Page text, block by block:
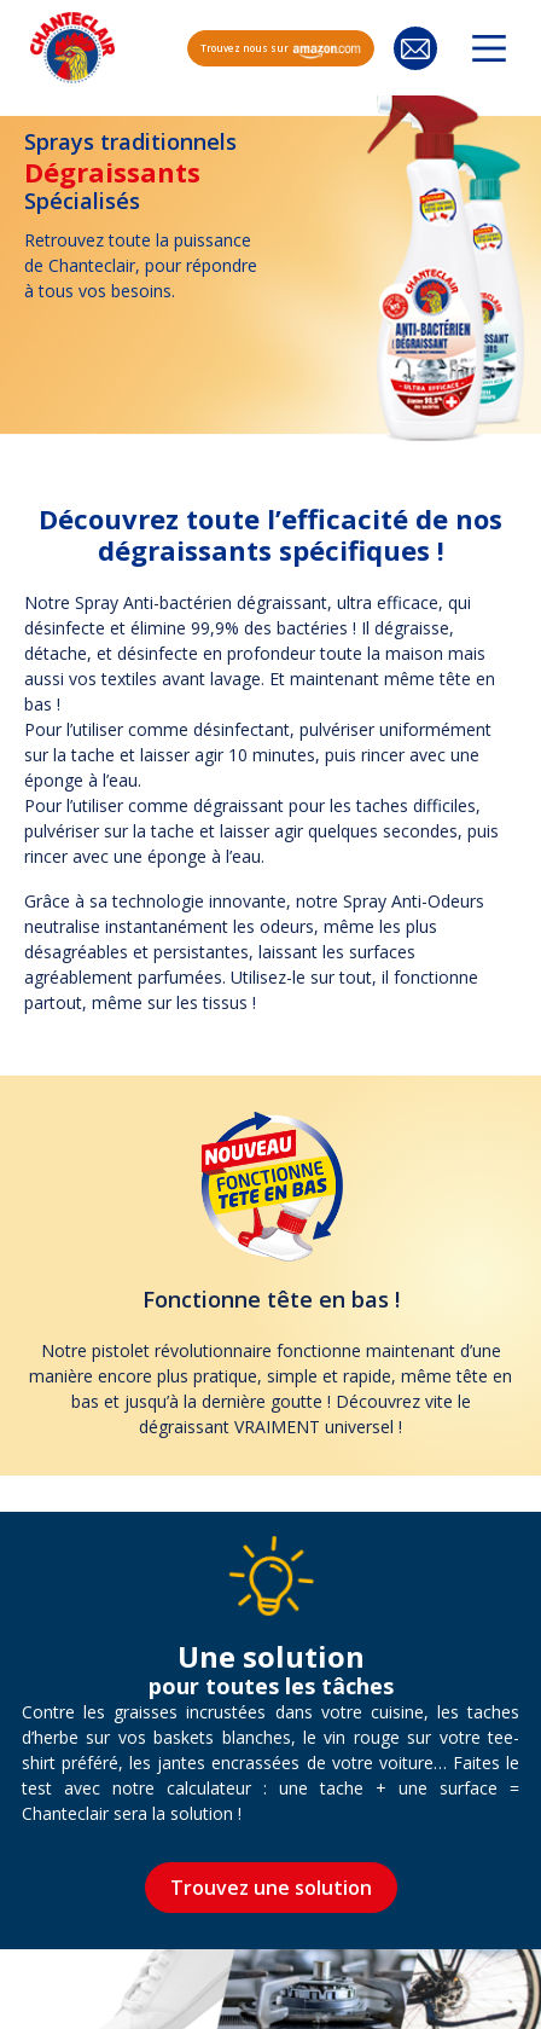
Trouvez nous sur
Sprays traditionnels
Dégraissants
Spécialisés
Retrouvez toute la puissance
de Chanteclair, pour répondre
à tous vos besoins.
Découvrez toute l’efficacité de nos
dégraissants spécifiques !
Notre Spray Anti-bactérien dégraissant, ultra efficace, qui
désinfecte et élimine 99,9% des bactéries ! Il dégraisse,
détache, et désinfecte en profondeur toute la maison mais
aussi vos textiles avant lavage. Et maintenant même tête en
bas !
Pour l’utiliser comme désinfectant, pulvériser uniformément
sur la tache et laisser agir 10 minutes, puis rincer avec une
éponge à l’eau.
Pour l’utiliser comme dégraissant pour les taches difficiles,
pulvériser sur la tache et laisser agir quelques secondes, puis
rincer avec une éponge à l’eau.
Grâce à sa technologie innovante, notre Spray Anti-Odeurs
neutralise instantanément les odeurs, même les plus
désagréables et persistantes, laissant les surfaces
agréablement parfumées. Utilisez-le sur tout, il fonctionne
partout, même sur les tissus !
Fonctionne tête en bas !
Notre pistolet révolutionnaire fonctionne maintenant d’une
manière encore plus pratique, simple et rapide, même tête en
bas et jusqu’à la dernière goutte ! Découvrez vite le
dégraissant VRAIMENT universel !
Une solution
pour toutes les tâches
Contre les graisses incrustées dans votre cuisine, les taches
d’herbe sur vos baskets blanches, le vin rouge sur votre tee-
shirt préféré, les jantes encrassées de votre voiture… Faites le
test avec notre calculateur : une tache + une surface =
Chanteclair sera la solution !
Trouvez une solution